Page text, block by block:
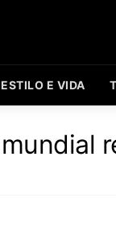
ESTILO E VIDA